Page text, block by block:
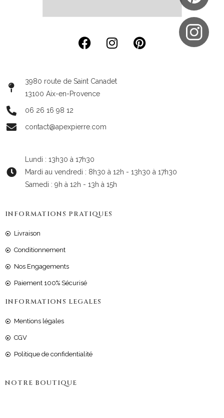
3980 route de Saint Canadet
13100 Aix-en-Provence
06 26 16 98 12
contact@apexpierre.com
Lundi : 13h30 à 17h30
Mardi au vendredi : 8h30 à 12h - 13h30 à 17h30
Samedi : 9h à 12h - 13h à 15h
INFORMATIONS PRATIQUES
Livraison
Conditionnement
Nos Engagements
Paiement 100% Sécurisé
INFORMATIONS LEGALES
Mentions légales
CGV
Politique de confidentialité
NOTRE BOUTIQUE